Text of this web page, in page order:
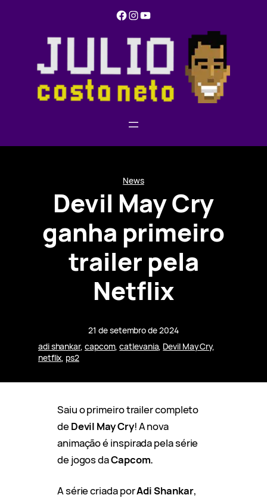
Facebook Instagram YouTube
News
Devil May Cry
ganha primeiro
trailer pela
Netflix
21 de setembro de 2024
adi shankar, capcom, catlevania, Devil May Cry
netflix, ps2
Saiu o primeiro trailer completo
deDevil MayCry! A nova
animação é inspirada pela série
de jogos daCapcom.
A série criada porAdi Shankar,